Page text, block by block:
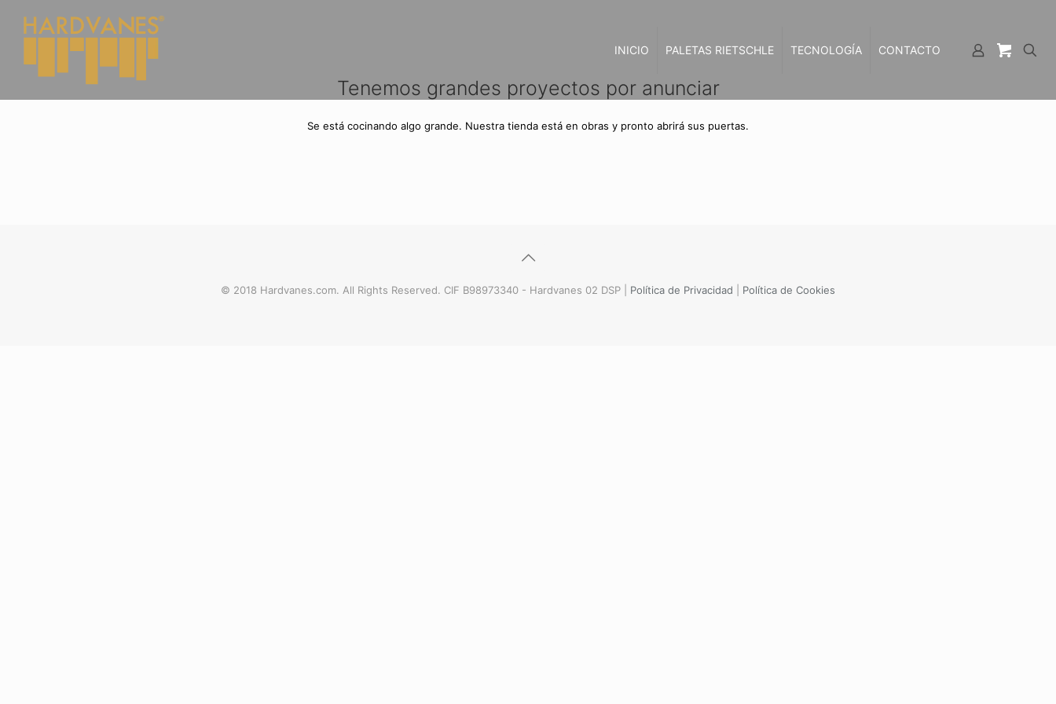
INICIO PALETAS RIETSCHLE TECNOLOGÍA CONTACTO
Tenemos grandes proyectos por anunciar
Se está cocinando algo grande. Nuestra tienda está en obras y pronto abrirá sus puertas.
© 2018 Hardvanes.com. All Rights Reserved. CIF B98973340 - Hardvanes 02 DSP | Política de Privacidad Política de Cookies